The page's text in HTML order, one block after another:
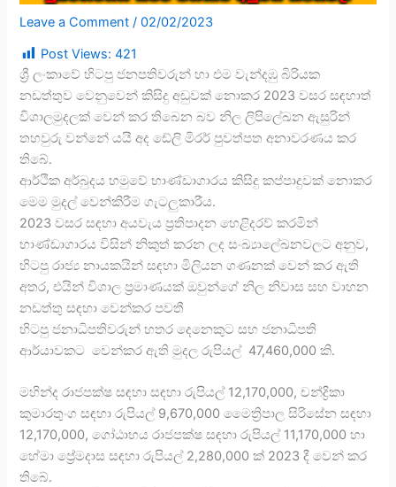
Leave a Comment /02/02/2023
Post Views: 421
ශ්‍රී ලංකාවේ හිටපු ජනපතිවරුන් හා එම වැන්දඹු බිරියක
නඩත්තුව වෙනුවෙන් කිසිදු අඩුවක් නොකර 2023 වසර සඳහාත්
විශාලමුදලක් වෙන් කර තිබෙන බව නිල ලිපිලේඛන ඇසුරින්
තහවුරු වන්නේ යයි අද ඩේලි මිරර් පුවත්පත අනාවරණය කර
තිබේ.
ආර්ථික අර්බුදය හමුවේ භාණ්ඩාගාරය කිසිදු කප්පාදුවක් නොකර
මෙම මුදල් වෙන්කිරීම ගැටලුකාරීය.
2023 වසර සඳහා අයවැය ප්‍රතිපාදන හෙළිදරව් කරමින්
භාණ්ඩාගාරය විසින් නිකුත් කරන ලද සංඛ්‍යාලේඛනවලට අනුව,
හිටපු රාජ්‍ය නායකයින් සඳහා මිලියන ගණනක් වෙන් කර ඇති
අතර, එයින් විශාල ප්‍රමාණයක් ඔවුන්ගේ නිල නිවාස සහ වාහන
නඩත්තු සඳහා වෙන්කර පවතී
හිටපු ජනාධිපතිවරුන් හතර දෙනෙකුට සහ ජනාධිපති
ආර්යාවකට වෙන්කර ඇති මුදල රුපියල් 47,460,000 කි.
මහින්ද රාජපක්ෂ සඳහා සඳහා රුපියල් 12,170,000, චන්ද්‍රිකා
කුමාරතුංග සඳහා රුපියල් 9,670,000 මෛත්‍රිපාල සිරිසේන සඳහා
12,170,000, ගෝඨාභය රාජපක්ෂ සඳහා රුපියල් 11,170,000 හා
හේමා ප්‍රේමදාස සඳහා රුපියල් 2,280,000 ක් 2023 දී වෙන් කර
තිබේ.